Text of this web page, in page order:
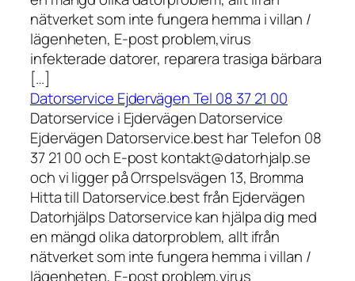
nätverket som inte fungera hemma i villan /
lägenheten, E-post problem,virus
infekterade datorer, reparera trasiga bärbara
[…]
Datorservice Ejdervägen Tel 08 37 21 00
Datorservice i Ejdervägen Datorservice
Ejdervägen Datorservice.best har Telefon 08
37 21 00 och E-post kontakt@datorhjalp.se
och vi ligger på Orrspelsvägen 13, Bromma
Hitta till Datorservice.best från Ejdervägen
Datorhjälps Datorservice kan hjälpa dig med
en mängd olika datorproblem, allt ifrån
nätverket som inte fungera hemma i villan /
lägenheten, E-post problem,virus